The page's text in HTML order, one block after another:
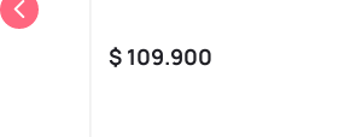
$ 109.900